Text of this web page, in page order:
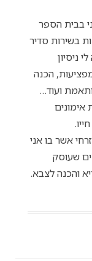
בבית הספר
בשירות סדיר
ניסיון
הכנה
ועוד…
אשר בו אני
וקבוצתי במשך כ-5 שנים שעוסק
והכנה לצבא.